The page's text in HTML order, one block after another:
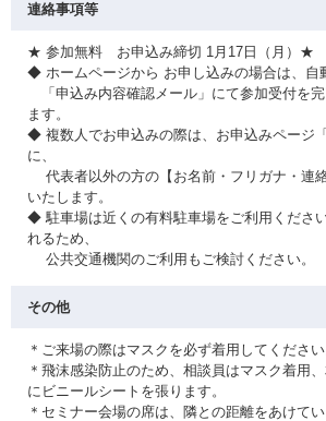
連絡事項等
★ 参加無料 お申込み締切 1月17日（月）★
◆ ホームページから お申し込みの場合は、自
「申込み内容確認メール」にて参加受付を
ます。
◆ 複数人でお申込みの際は、お申込みページ
に、
代表者以外の方の【お名前・フリガナ・連
いたします。
◆ 駐車場は近くの有料駐車場をご利用くださ
れるため、
公共交通機関のご利用もご検討ください。
その他
＊ご来場の際はマスクを必ず着用してください
＊飛沫感染防止のため、相談員はマスク着用
にビニールシートを張ります。
＊セミナー会場の席は、隣との距離をあけて